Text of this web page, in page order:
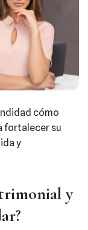
cómo
fortalecer su
y
y